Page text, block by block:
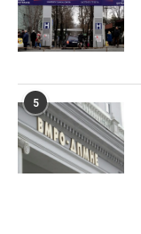
5